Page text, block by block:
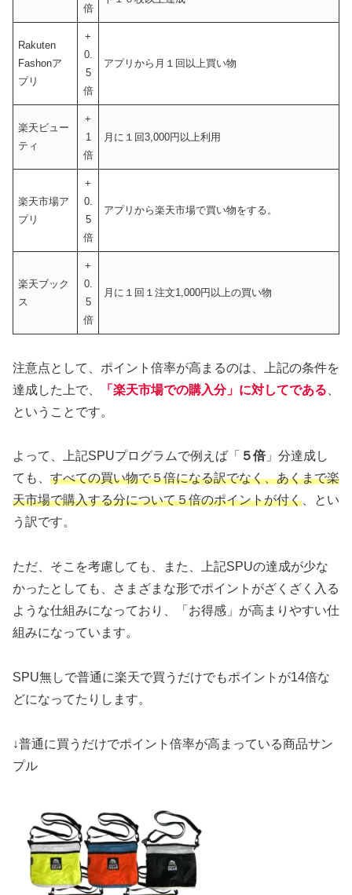
倍
Rakuten
Fashonア
プリ
+
0.
5
倍
アプリから月１回以上買い物
楽天ビュー
ティ
+
1
倍
月に１回3,000円以上利用
楽天市場ア
プリ
+
0.
5
倍
アプリから楽天市場で買い物をする。
楽天ブック
ス
+
0.
5
倍
月に１回１注文1,000円以上の買い物
注意点として、ポイント倍率が高まるのは、上記の条件を
達成した上で、
「楽天市場での購入分」に対してである
ということです。
よって、上記SPUプログラムで例えば「 ５倍」分達成し
ても、 すべての買い物で５倍になる訳でなく、あくまで楽
天市場で購入する分について５倍のポイントが付く、とい
う訳です。
ただ、そこを考慮しても、また、上記SPUの達成が少な
かったとしても、さまざまな形でポイントがざくざく入る
ような仕組みになっており、「お得感」が高まりやすい仕
組みになっています。
SPU無しで普通に楽天で買うだけでもポイントが14倍な
どになってたりします。
↓普通に買うだけでポイント倍率が高まっている商品サン
プル